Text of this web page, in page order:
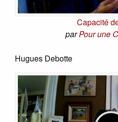
Capacité
parPour une
Hugues Debotte